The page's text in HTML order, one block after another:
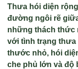
Thưa hói diện
đường ngôi rẽ
những thách thức
với tình trạng thưa
thước nhỏ, hói
che phủ lớn và độ